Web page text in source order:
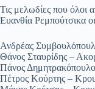
Τις μελωδίες που όλοι
Ευανθία Ρεμπούτσικα οι
Ανδρέας
Θάνος Σταυρίδης –
Πάνος
Πέτρος Κούρτης –